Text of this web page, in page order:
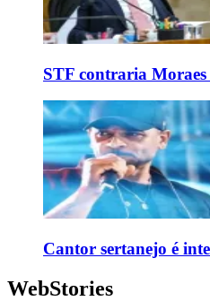
STF contraria Moraes
Cantor sertanejo é
WebStories